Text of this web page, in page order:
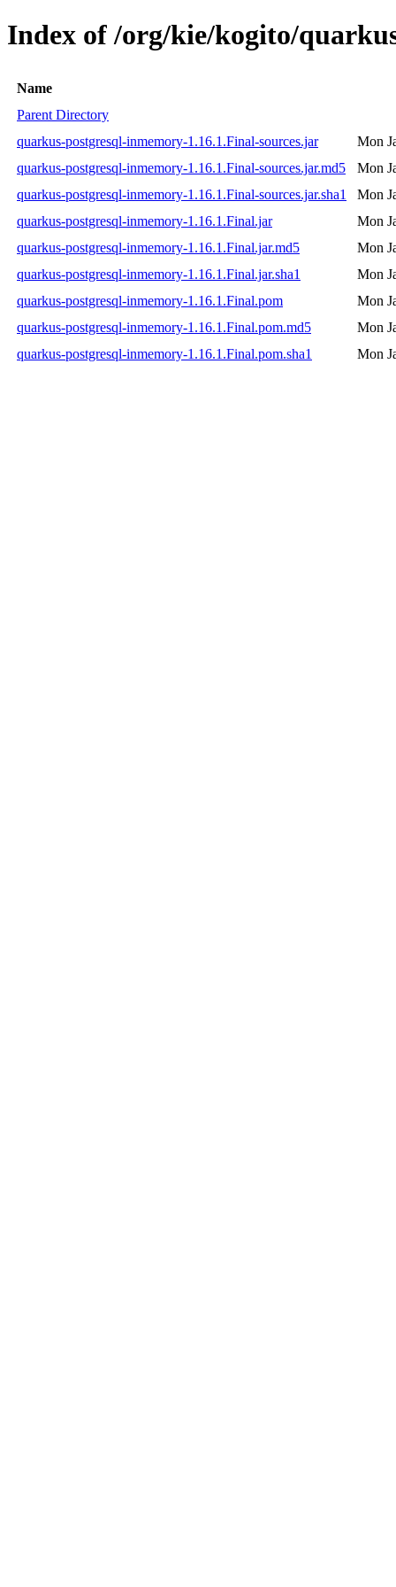
Index of /org/kie/kogito/
Name
Parent Directory
quarkus-postgresql-inmemory-1.16.1.Final-sources.jar
Mon
quarkus-postgresql-inmemory-1.16.1.Final-sources.jar.md5
Mon
quarkus-postgresql-inmemory-1.16.1.Final-sources.jar.sha1
Mon
quarkus-postgresql-inmemory-1.16.1.Final.jar
Mon
quarkus-postgresql-inmemory-1.16.1.Final.jar.md5
Mon
quarkus-postgresql-inmemory-1.16.1.Final.jar.sha1
Mon
quarkus-postgresql-inmemory-1.16.1.Final.pom
Mon
quarkus-postgresql-inmemory-1.16.1.Final.pom.md5
Mon
quarkus-postgresql-inmemory-1.16.1.Final.pom.sha1
Mon